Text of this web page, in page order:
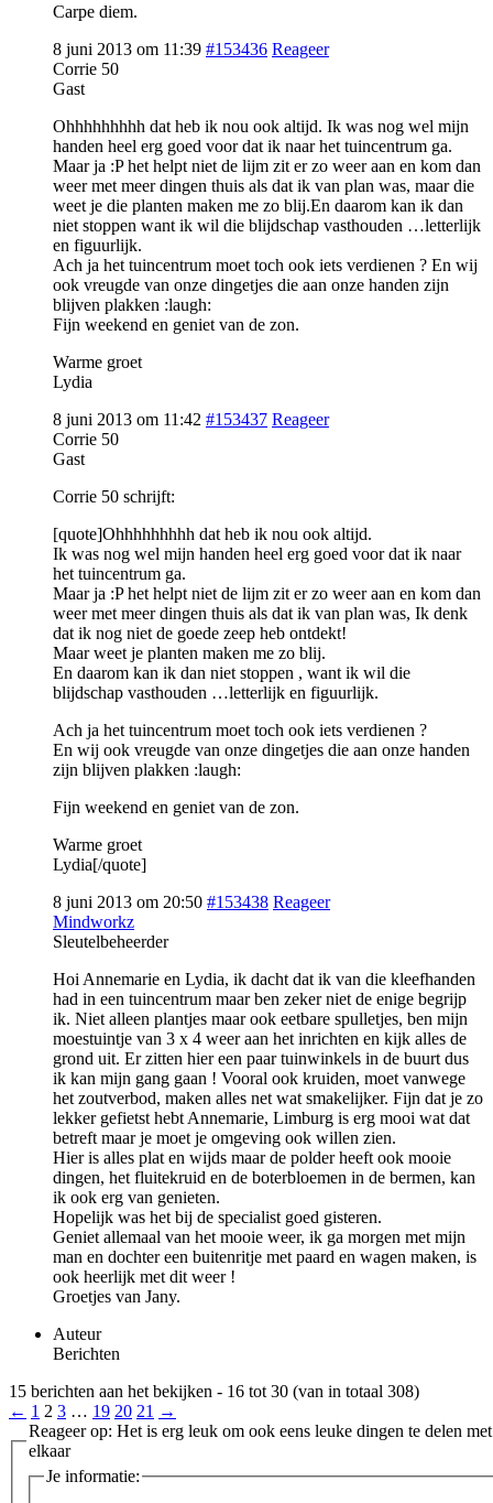
Carpe diem.
8 juni 2013 om 11:39 #153436 Reageer
Corrie 50
Gast
Ohhhhhhhhh dat heb ik nou ook altijd. Ik was nog wel mijn
handen heel erg goed voor dat ik naar het tuincentrum ga.
Maar ja :P het helpt niet de lijm zit er zo weer aan en kom dan
weer met meer dingen thuis als dat ik van plan was, maar die
weet je die planten maken me zo blij.En daarom kan ik dan
niet stoppen want ik wil die blijdschap vasthouden …letterlijk
en figuurlijk.
Ach ja het tuincentrum moet toch ook iets verdienen ? En wij
ook vreugde van onze dingetjes die aan onze handen zijn
blijven plakken :laugh:
Fijn weekend en geniet van de zon.
Warme groet
Lydia
8 juni 2013 om 11:42 #153437 Reageer
Corrie 50
Gast
Corrie 50 schrijft:
[quote]Ohhhhhhhhh dat heb ik nou ook altijd.
Ik was nog wel mijn handen heel erg goed voor dat ik naar
het tuincentrum ga.
Maar ja :P het helpt niet de lijm zit er zo weer aan en kom dan
weer met meer dingen thuis als dat ik van plan was, Ik denk
dat ik nog niet de goede zeep heb ontdekt!
Maar weet je planten maken me zo blij.
En daarom kan ik dan niet stoppen , want ik wil die
blijdschap vasthouden …letterlijk en figuurlijk.
Ach ja het tuincentrum moet toch ook iets verdienen ?
En wij ook vreugde van onze dingetjes die aan onze handen
zijn blijven plakken :laugh:
Fijn weekend en geniet van de zon.
Warme groet
Lydia[/quote]
8 juni 2013 om 20:50 #153438 Reageer
Mindworkz
Sleutelbeheerder
Hoi Annemarie en Lydia, ik dacht dat ik van die kleefhanden
had in een tuincentrum maar ben zeker niet de enige begrijp
ik. Niet alleen plantjes maar ook eetbare spulletjes, ben mijn
moestuintje van 3 x 4 weer aan het inrichten en kijk alles de
grond uit. Er zitten hier een paar tuinwinkels in de buurt dus
ik kan mijn gang gaan ! Vooral ook kruiden, moet vanwege
het zoutverbod, maken alles net wat smakelijker. Fijn dat je zo
lekker gefietst hebt Annemarie, Limburg is erg mooi wat dat
betreft maar je moet je omgeving ook willen zien.
Hier is alles plat en wijds maar de polder heeft ook mooie
dingen, het fluitekruid en de boterbloemen in de bermen, kan
ik ook erg van genieten.
Hopelijk was het bij de specialist goed gisteren.
Geniet allemaal van het mooie weer, ik ga morgen met mijn
man en dochter een buitenritje met paard en wagen maken, is
ook heerlijk met dit weer !
Groetjes van Jany.
Auteur
Berichten
15 berichten aan het bekijken - 16 tot 30 (van in totaal 308)
← 1 2 3 … 19 20 21 →
Reageer op: Het is erg leuk om ook eens leuke dingen te delen met
elkaar
Je informatie: